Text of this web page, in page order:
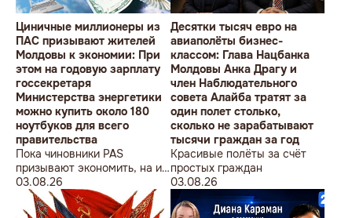
Циничные миллионеры из
ПАС призывают жителей
Молдовы к экономии: При
этом на годовую зарплату
госсекретаря
Министерства энергетики
можно купить около 180
ноутбуков для всего
правительства
Пока чиновники PAS
призывают экономить, на их
собственные доходы можно
купить технику для целого
учреждения
03.08.26
Десятки тысяч евро на
авиаполёты бизнес-
классом: Глава Нацбанка
Молдовы Анка Драгу и
член Наблюдательного
совета Алайба тратят за
один полет столько,
сколько не зарабатывают
тысячи граждан за год
Красивые полёты за счёт
простых граждан
03.08.26